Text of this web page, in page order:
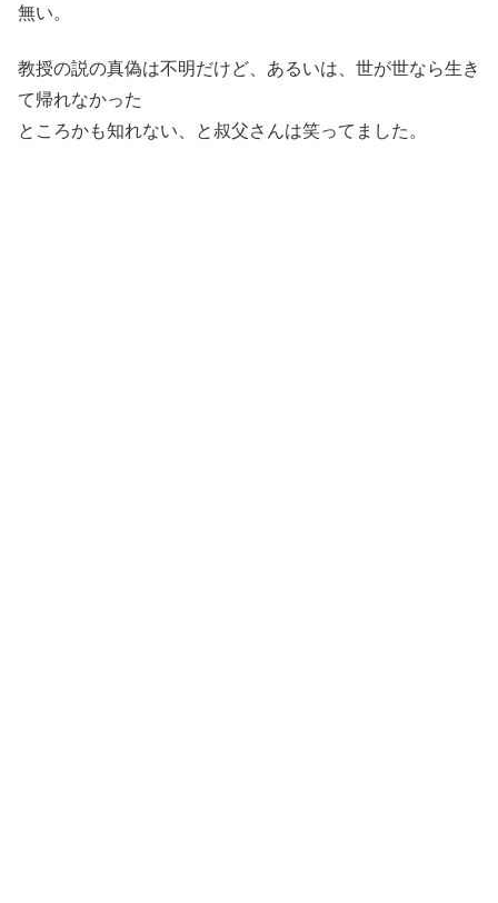
無い。
教授の説の真偽は不明だけど、あるいは、世が世なら生き
て帰れなかった
ところかも知れない、と叔父さんは笑ってました。